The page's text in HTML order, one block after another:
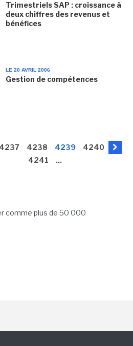
Trimestriels SAP : croissance à
deux chiffres des revenus et
bénéfices
LE 20 AVRIL 2006
Gestion de compétences
4237 4238 4239
4240
4241
...
comme plus de 50 000